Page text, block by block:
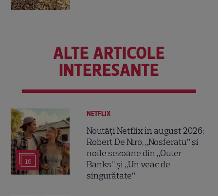
ALTE ARTICOLE
INTERESANTE
16
NETFLIX
Noutăți Netflix în august 2026:
Robert De Niro, „Nosferatu” și
noile sezoane din „Outer
Banks” și „Un veac de
singurătate”